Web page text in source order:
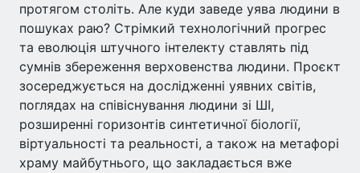
протягом століть. Але куди заведе уява людини в
пошуках раю? Стрімкий технологічний прогрес
та еволюція штучного інтелекту ставлять під
сумнів збереження верховенства людини. Проєкт
зосереджується на дослідженні уявних світів,
поглядах на співіснування людини зі ШІ,
розширенні горизонтів синтетичної біології,
віртуальності та реальності, а також на метафорі
храму майбутнього, що закладається вже